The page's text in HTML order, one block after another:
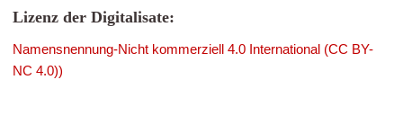
Lizenz der Digitalisate:
Namensnennung-Nicht kommerziell 4.0 International (CC BY-
NC 4.0))